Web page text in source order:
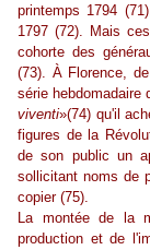
printemps 1794
1797 (72). Mais
cohorte des
(73). À Florence,
série hebdomadaire
viventi»(74) qu'il
figures de la
de son public un
sollicitant noms de
copier (75).
La montée de la
production et de